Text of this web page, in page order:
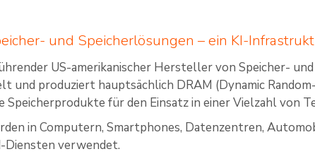
und Speicherlösungen – ein KI-
US-amerikanischer Hersteller von Speicher-
und produziert hauptsächlich DRAM (Dynamic
Speicherprodukte für den Einsatz in einer Vielzahl von
in Computern, Smartphones, Datenzentren,
Diensten verwendet.